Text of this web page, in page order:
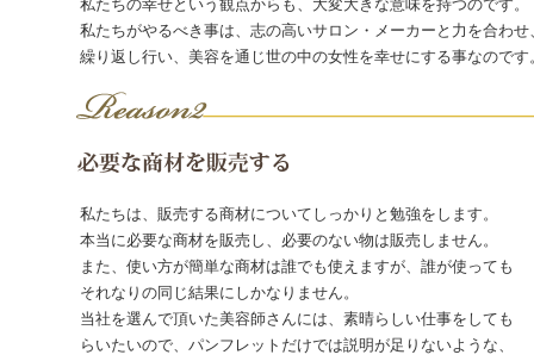
私たちの幸せという観点からも、大変大きな意味を持つのです。
私たちがやるべき事は、志の高いサロン・メーカーと力を合わ
繰り返し行い、美容を通じ世の中の女性を幸せにする事なのです
私たちは、販売する商材についてしっかりと勉強をします。
本当に必要な商材を販売し、必要のない物は販売しません。
また、使い方が簡単な商材は誰でも使えますが、誰が使っても
それなりの同じ結果にしかなりません。
当社を選んで頂いた美容師さんには、素晴らしい仕事をしても
らいたいので、パンフレットだけでは説明が足りないような、